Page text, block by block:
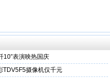
10”表演映热国庆
TDV5F5摄像机仅千元